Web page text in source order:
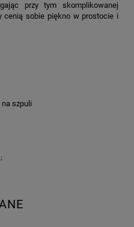
przy tym skomplikowanej
cenią sobie piękno w prostocie i
szpuli
↓